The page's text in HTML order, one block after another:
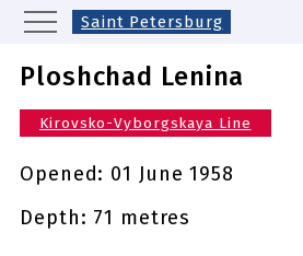
Saint Petersburg
Nizhny Novgorod
Samara
Same names of metro
Ploshchad Lenina
Kirovsko-Vyborgskaya Line
Opened: 01 June 1958
Depth: 71 metres